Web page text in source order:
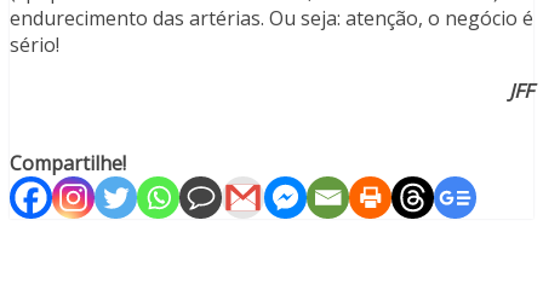
endurecimento das artérias. Ou seja: atenção, o negócio é
sério!
JFF
Compartilhe!